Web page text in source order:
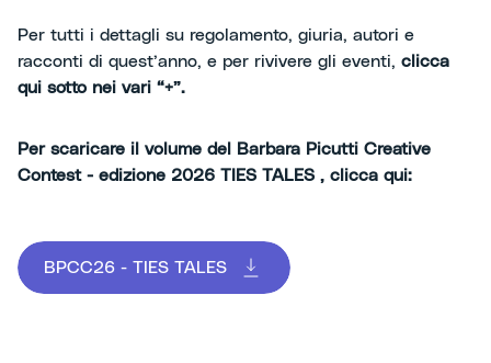
Per tutti i dettagli su regolamento, giuria, autori e
racconti di quest’anno, e per rivivere gli eventi, clicca
qui sotto nei vari “+”.
Per scaricare il volume del Barbara Picutti Creative
Contest - edizione 2026 TIES TALES , clicca qui:
BPCC26 - TIES TALES